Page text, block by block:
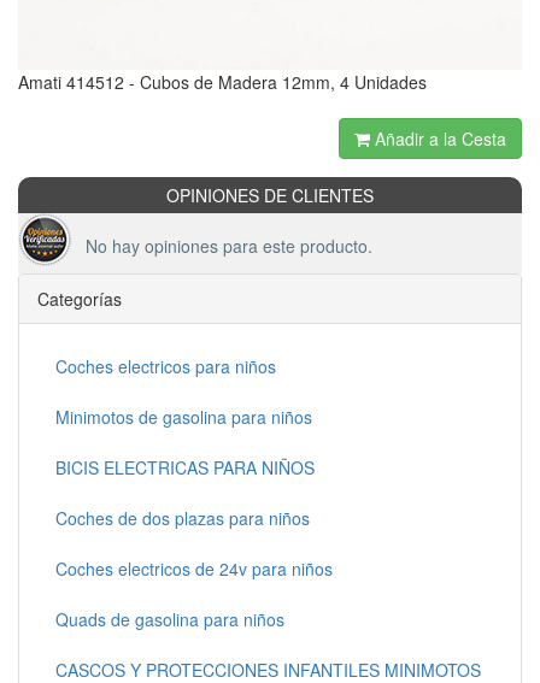
Amati 414512 - Cubos de Madera 12mm, 4 Unidades
Añadir a la Cesta
OPINIONES DE CLIENTES
No hay opiniones para este producto.
Categorías
Coches electricos para niños
Minimotos de gasolina para niños
BICIS ELECTRICAS PARA NIÑOS
Coches de dos plazas para niños
Coches electricos de 24v para niños
Quads de gasolina para niños
CASCOS Y PROTECCIONES INFANTILES MINIMOTOS